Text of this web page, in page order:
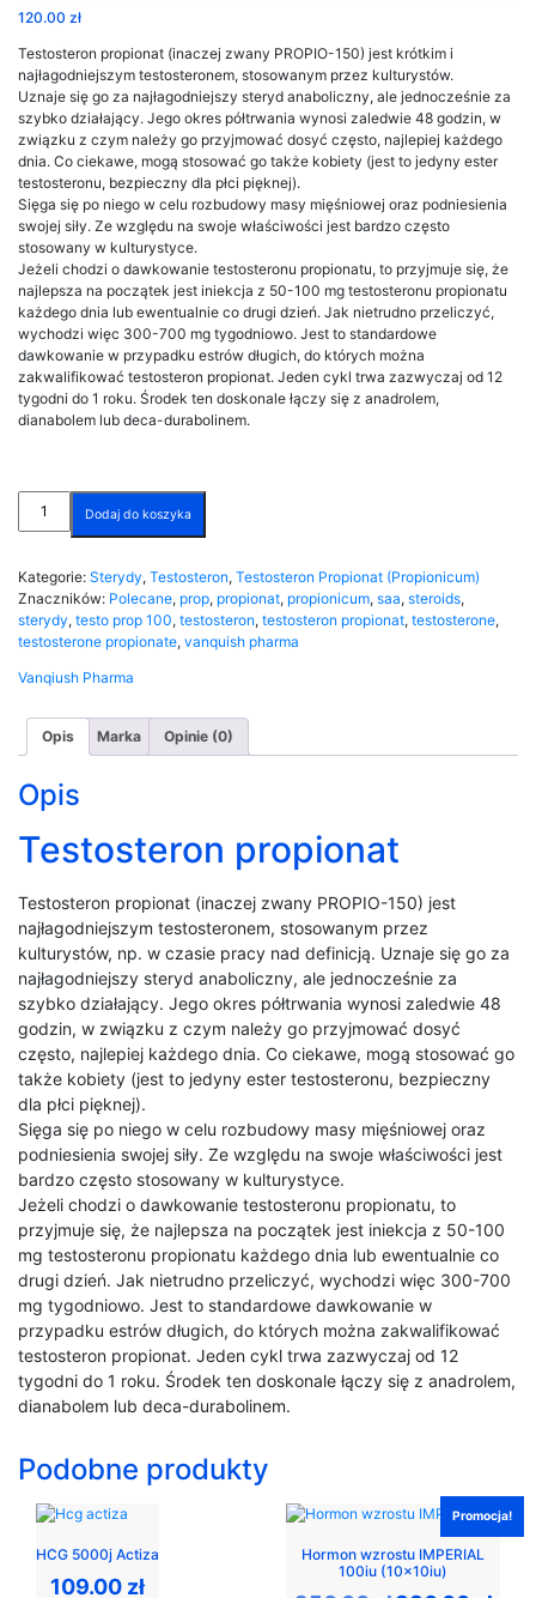
120.00 zł
Testosteron propionat (inaczej zwany PROPIO-150) jest krótkim i
najłagodniejszym testosteronem, stosowanym przez kulturystów.
Uznaje się go za najłagodniejszy steryd anaboliczny, ale jednocześnie za
szybko działający. Jego okres półtrwania wynosi zaledwie 48 godzin, w
związku z czym należy go przyjmować dosyć często, najlepiej każdego
dnia. Co ciekawe, mogą stosować go także kobiety (jest to jedyny ester
testosteronu, bezpieczny dla płci pięknej).
Sięga się po niego w celu rozbudowy masy mięśniowej oraz podniesienia
swojej siły. Ze względu na swoje właściwości jest bardzo często
stosowany w kulturystyce.
Jeżeli chodzi o dawkowanie testosteronu propionatu, to przyjmuje się, że
najlepsza na początek jest iniekcja z 50-100 mg testosteronu propionatu
każdego dnia lub ewentualnie co drugi dzień. Jak nietrudno przeliczyć,
wychodzi więc 300-700 mg tygodniowo. Jest to standardowe
dawkowanie w przypadku estrów długich, do których można
zakwalifikować testosteron propionat. Jeden cykl trwa zazwyczaj od 12
tygodni do 1 roku. Środek ten doskonale łączy się z anadrolem,
dianabolem lub deca-durabolinem.
TESTO
(Testosterone
Propionate)
10ml
VANQUISH
PHARMA
Dodaj do koszyka
Kategorie: Sterydy, Testosteron, Testosteron Propionat (Propionicum)
Znaczników: Polecane, prop, propionat, propionicum, saa, steroids,
sterydy, testo prop 100, testosteron, testosteron propionat, testosterone,
testosterone propionate, vanquish pharma
Vanqiush Pharma
Opis Marka Opinie (0)
Opis
Testosteron propionat
Testosteron propionat (inaczej zwany PROPIO-150) jest
najłagodniejszym testosteronem, stosowanym przez
kulturystów, np. w czasie pracy nad definicją. Uznaje się go za
najłagodniejszy steryd anaboliczny, ale jednocześnie za
szybko działający. Jego okres półtrwania wynosi zaledwie 48
godzin, w związku z czym należy go przyjmować dosyć
często, najlepiej każdego dnia. Co ciekawe, mogą stosować go
także kobiety (jest to jedyny ester testosteronu, bezpieczny
dla płci pięknej).
Sięga się po niego w celu rozbudowy masy mięśniowej oraz
podniesienia swojej siły. Ze względu na swoje właściwości jest
bardzo często stosowany w kulturystyce.
Jeżeli chodzi o dawkowanie testosteronu propionatu, to
przyjmuje się, że najlepsza na początek jest iniekcja z 50-100
mg testosteronu propionatu każdego dnia lub ewentualnie co
drugi dzień. Jak nietrudno przeliczyć, wychodzi więc 300-700
mg tygodniowo. Jest to standardowe dawkowanie w
przypadku estrów długich, do których można zakwalifikować
testosteron propionat. Jeden cykl trwa zazwyczaj od 12
tygodni do 1 roku. Środek ten doskonale łączy się z anadrolem,
dianabolem lub deca-durabolinem.
Podobne produkty
HCG 5000j Actiza
109.00 zł
Promocja!
Hormon wzrostu IMPERIAL
100iu (10x10iu)
Pierwotna